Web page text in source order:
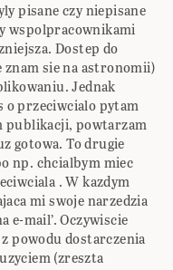
pisane czy niepisane
wspolpracownikami
Dostep do
sie na astronomii)
Jednak
o przeciwcialo pytam
publikacji, powtarzam
gotowa. To drugie
np. chcialbym miec
. W kazdym
mi swoje narzedzia
e-mail’. Oczywiscie
powodu dostarczenia
(zreszta